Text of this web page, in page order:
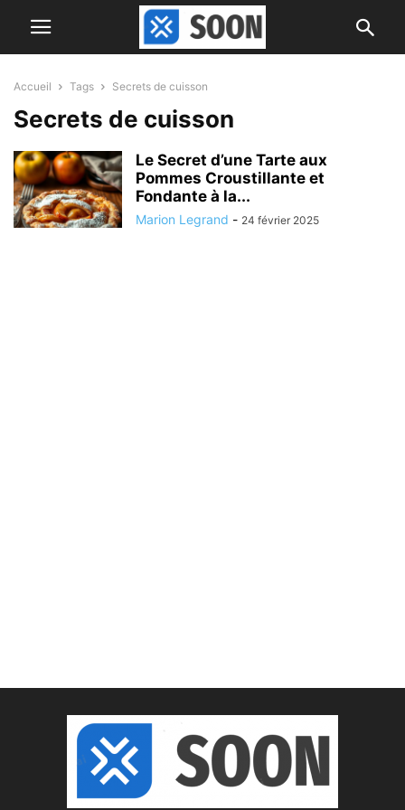
Accueil Tags Secrets de cuisson
Secrets de cuisson
Le Secret d’une Tarte aux
Pommes Croustillante et
Fondante à la...
Marion Legrand - 24 février 2025